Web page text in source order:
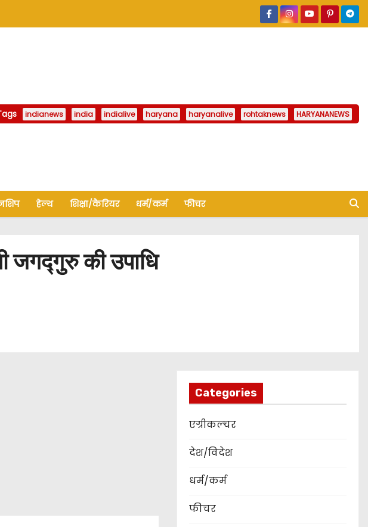
indianews india indialive haryana haryanalive rohtaknews HARYANANEWS
हेल्थ शिक्षा/कैरियर धर्म/कर्म फीचर
जगद्गुरु की उपाधि
Categories
एग्रीकल्चर
देश/विदेश
धर्म/कर्म
फीचर